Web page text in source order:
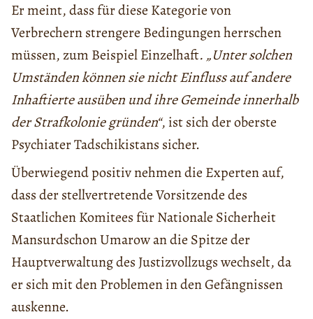
Er meint, dass für diese Kategorie von
Verbrechern strengere Bedingungen herrschen
müssen, zum Beispiel Einzelhaft. „Unter solchen
Umständen können sie nicht Einfluss auf andere
Inhaftierte ausüben und ihre Gemeinde innerhalb
der Strafkolonie gründen“, ist sich der oberste
Psychiater Tadschikistans sicher.
Überwiegend positiv nehmen die Experten auf,
dass der stellvertretende Vorsitzende des
Staatlichen Komitees für Nationale Sicherheit
Mansurdschon Umarow an die Spitze der
Hauptverwaltung des Justizvollzugs wechselt, da
er sich mit den Problemen in den Gefängnissen
auskenne.